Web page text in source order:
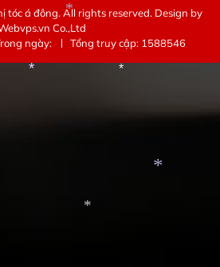
*
tóc á đông. All rights reserved. Design by
Co.,Ltd
ngày: Tổng truy cập: 1588546